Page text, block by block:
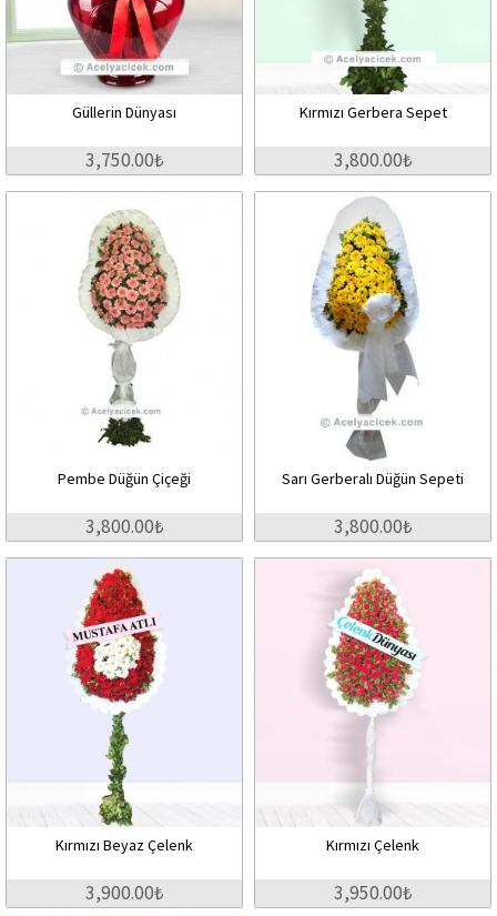
Güllerin Dünyası
3,750.00₺
Kırmızı Gerbera Sepet
3,800.00₺
Pembe Düğün Çiçeği
3,800.00₺
Sarı Gerberalı Düğün Sepeti
3,800.00₺
Kırmızı Beyaz Çelenk
3,900.00₺
Kırmızı Çelenk
3,950.00₺